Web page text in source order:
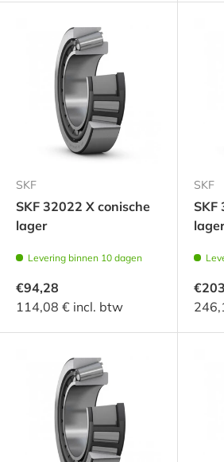
SKF
SKF 32022 X conische
lager
Levering binnen 10 dagen
€94,28
114,08 € incl. btw
SKF
SKF
lager